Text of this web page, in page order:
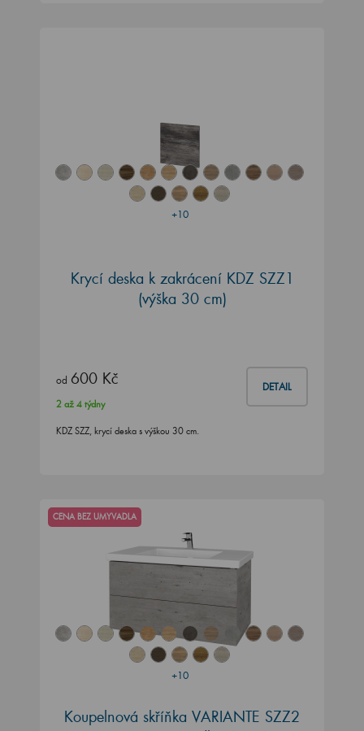
+10
Krycí deska k zakrácení KDZ SZZ1
(výška 30 cm)
od 600 Kč DETAIL
2 až 4 týdny
KDZ SZZ, krycí deska s výškou 30 cm.
+10
CENA BEZ UMYVADLA
Koupelnová skříňka VARIANTE SZZ2